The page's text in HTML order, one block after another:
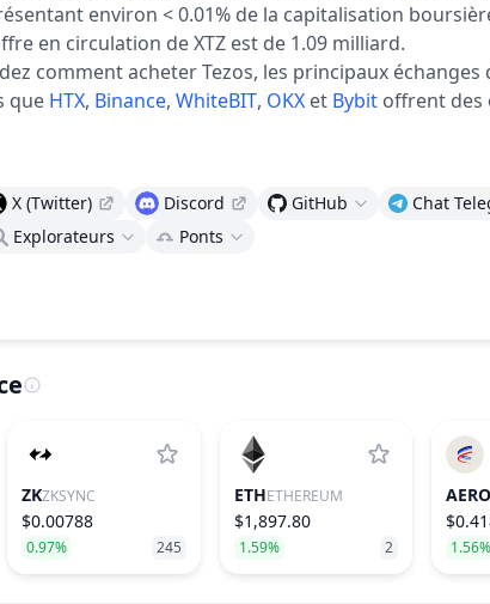
environ < 0.01% de la capitalisation
en circulation de XTZ est de 1.09 milliard.
comment acheter Tezos, les principaux échanges
que HTX, Binance, WhiteBIT, OKX et Bybit offrent des
X (Twitter) Discord GitHub
Chat
Explorateurs Ponts
ZKZKSYNC
$0.00788
0.97% 245
ETHETHEREUM
$1,897.80
1.59% 2
AERO
1.56%